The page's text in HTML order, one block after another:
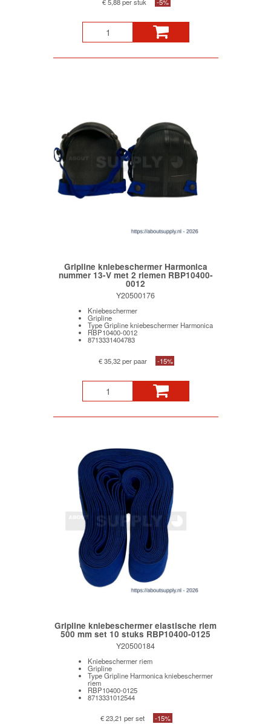
Gripline kniebeschermer Harmonica
nummer 13-V met 2 riemen RBP10400-
0012
Y20500176
Kniebeschermer
Gripline
Type Gripline kniebeschermer Harmonica
RBP10400-0012
8713331404783
€ 35,32 per paar -15%
Gripline kniebeschermer elastische riem
500 mm set 10 stuks RBP10400-0125
Y20500184
Kniebeschermer riem
Gripline
Type Gripline Harmonica kniebeschermer
riem
RBP10400-0125
8713331012544
€ 23,21 per set -15%